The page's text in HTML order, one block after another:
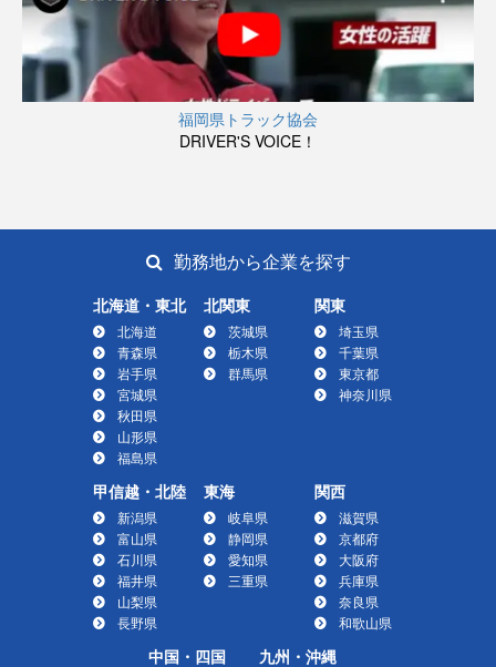
福岡県トラック協会
DRIVER'S VOICE！
勤務地から企業を探す
北海道・東北
北海道
青森県
岩手県
宮城県
秋田県
山形県
福島県
北関東
茨城県
栃木県
群馬県
関東
埼玉県
千葉県
東京都
神奈川県
甲信越・北陸
新潟県
富山県
石川県
福井県
山梨県
長野県
東海
岐阜県
静岡県
愛知県
三重県
関西
滋賀県
京都府
大阪府
兵庫県
奈良県
和歌山県
中国・四国 九州・沖縄